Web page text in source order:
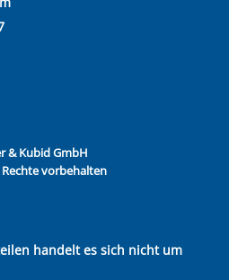
& Kubid GmbH
Rechte vorbehalten
handelt es sich nicht um